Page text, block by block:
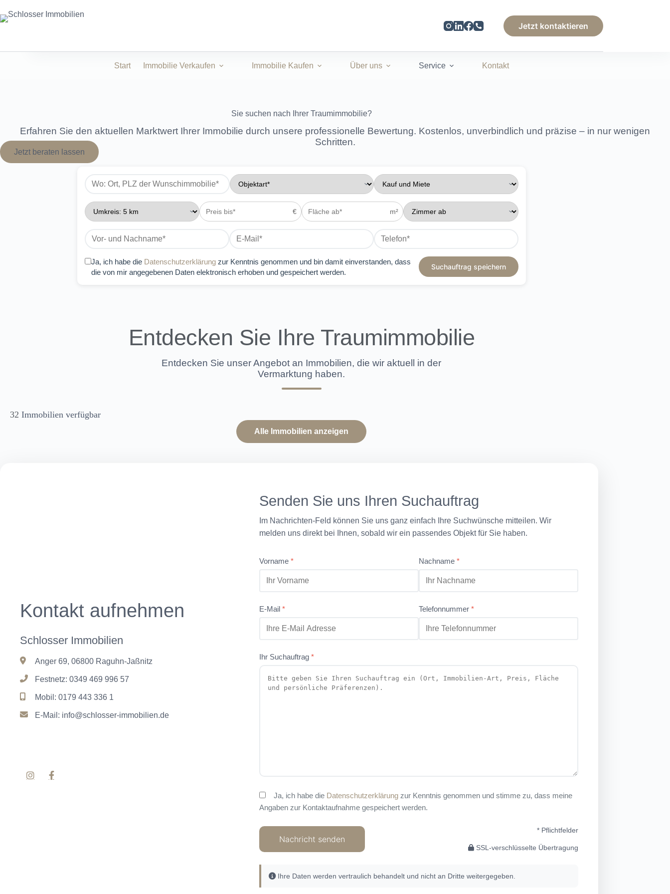
Inhalt
springen
Jetzt kontaktieren
Start Immobilie Verkaufen Immobilie Kaufen Über uns Service Kontakt
Sie suchen nach Ihrer Traumimmobilie?
Erfahren Sie den aktuellen Marktwert Ihrer Immobilie durch unsere professionelle Bewertung. Kostenlos, unverbindlich und präzise – in nur wenigen
Schritten.
Jetzt beraten lassen
€ m²
Ja, ich habe die Datenschutzerklärungzur Kenntnis genommen und bin damit einverstanden, dass
die von mir angegebenen Daten elektronisch erhoben und gespeichert werden.
Suchauftrag speichern
Entdecken Sie Ihre Traumimmobilie
Entdecken Sie unser Angebot an Immobilien, die wir aktuell in der
Vermarktung haben.
32 Immobilien verfügbar
Alle Immobilien anzeigen
Kontakt aufnehmen
Schlosser Immobilien
Anger 69, 06800 Raguhn-Jaßnitz
Festnetz: 0349 469 996 57
Mobil: 0179 443 336 1
E-Mail: info@schlosser-immobilien.de
Senden Sie uns Ihren Suchauftrag
Im Nachrichten-Feld können Sie uns ganz einfach Ihre Suchwünsche mitteilen. Wir
melden uns direkt bei Ihnen, sobald wir ein passendes Objekt für Sie haben.
Vorname * Nachname *
E-Mail * Telefonnummer *
Ihr Suchauftrag *
Ja, ich habe die Datenschutzerklärung zur Kenntnis genommen und stimme zu, dass meine
Angaben zur Kontaktaufnahme gespeichert werden.
* Pflichtfelder
SSL-verschlüsselte Übertragung
Ihre Daten werden vertraulich behandelt und nicht an Dritte weitergegeben.